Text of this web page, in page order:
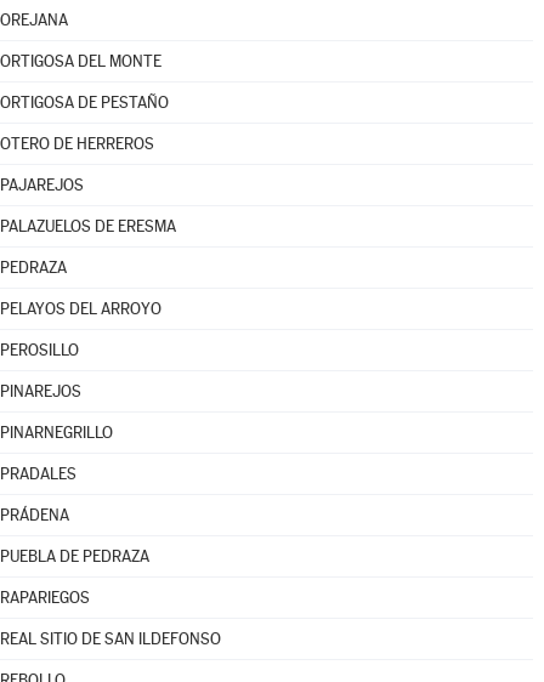
OREJANA
ORTIGOSA DEL MONTE
ORTIGOSA DE PESTAÑO
OTERO DE HERREROS
PAJAREJOS
PALAZUELOS DE ERESMA
PEDRAZA
PELAYOS DEL ARROYO
PEROSILLO
PINAREJOS
PINARNEGRILLO
PRADALES
PRÁDENA
PUEBLA DE PEDRAZA
RAPARIEGOS
REAL SITIO DE SAN ILDEFONSO